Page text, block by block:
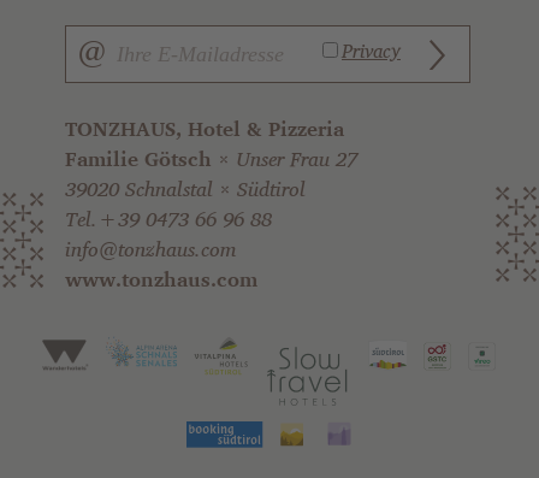
TONZHAUS, Hotel & Pizzeria
Familie Götsch
Unser Frau 27
39020 Schnalstal
Südtirol
Tel.+39 0473 66 96 88
info@tonzhaus.com
www.tonzhaus.com